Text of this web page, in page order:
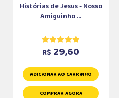
Histórias de Jesus - Nosso
Amiguinho ...
R$ 29,60
ADICIONAR AO CARRINHO
COMPRAR AGORA